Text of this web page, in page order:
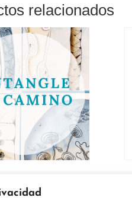
relacionados
en verano.